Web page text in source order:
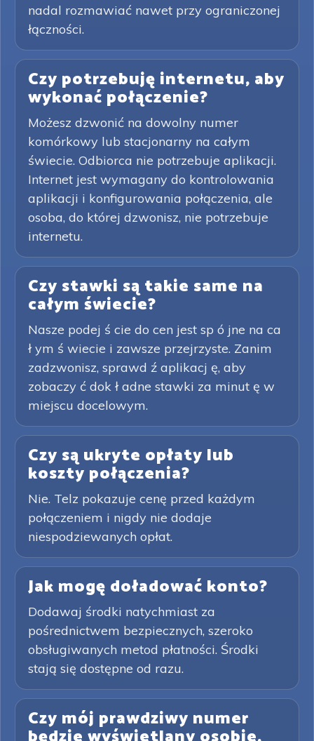
nadal rozmawiać nawet przy ograniczonej
łączności.
Czy potrzebuję internetu, aby
wykonać połączenie?
Możesz dzwonić na dowolny numer
komórkowy lub stacjonarny na całym
świecie. Odbiorca nie potrzebuje aplikacji.
Internet jest wymagany do kontrolowania
aplikacji i konfigurowania połączenia, ale
osoba, do której dzwonisz, nie potrzebuje
internetu.
Czy stawki są takie same na
całym świecie?
Nasze podej ś cie do cen jest sp ó jne na ca
ł ym ś wiecie i zawsze przejrzyste. Zanim
zadzwonisz, sprawd ź aplikacj ę, aby
zobaczy ć dok ł adne stawki za minut ę w
miejscu docelowym.
Czy są ukryte opłaty lub
koszty połączenia?
Nie. Telz pokazuje cenę przed każdym
połączeniem i nigdy nie dodaje
niespodziewanych opłat.
Jak mogę doładować konto?
Dodawaj środki natychmiast za
pośrednictwem bezpiecznych, szeroko
obsługiwanych metod płatności. Środki
stają się dostępne od razu.
Czy mój prawdziwy numer